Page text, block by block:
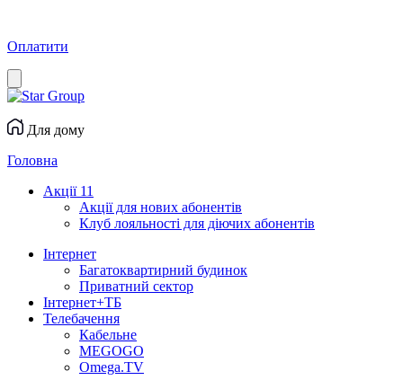
Оплатити
Для дому
Головна
Акції 11
Акції для нових абонентів
Клуб лояльності для діючих абонентів
Інтернет
Багатоквартирний будинок
Приватний сектор
Інтернет+ТБ
Телебачення
Кабельне
MEGOGO
Omega.TV